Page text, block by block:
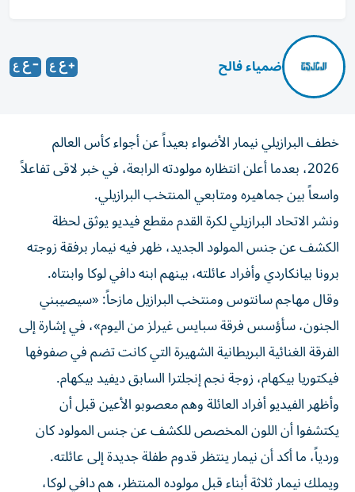
ضمياء فالح
خطف البرازيلي نيمار الأضواء بعيداً عن أجواء كأس العالم
2026، بعدما أعلن انتظاره مولودته الرابعة، في خبر لاقى تفاعلاً
واسعاً بين جماهيره ومتابعي المنتخب البرازيلي.
ونشر الاتحاد البرازيلي لكرة القدم مقطع فيديو يوثق لحظة
الكشف عن جنس المولود الجديد، ظهر فيه نيمار برفقة زوجته
برونا بيانكاردي وأفراد عائلته، بينهم ابنه دافي لوكا وابنتاه.
وقال مهاجم سانتوس ومنتخب البرازيل مازحاً: «سيصيبني
الجنون، سأؤسس فرقة سبايس غيرلز من اليوم»، في إشارة إلى
الفرقة الغنائية البريطانية الشهيرة التي كانت تضم في صفوفها
فيكتوريا بيكهام، زوجة نجم إنجلترا السابق ديفيد بيكهام.
وأظهر الفيديو أفراد العائلة وهم معصوبو الأعين قبل أن
يكتشفوا أن اللون المخصص للكشف عن جنس المولود كان
وردياً، ما أكد أن نيمار ينتظر قدوم طفلة جديدة إلى عائلته.
ويملك نيمار ثلاثة أبناء قبل مولوده المنتظر، هم دافي لوكا،